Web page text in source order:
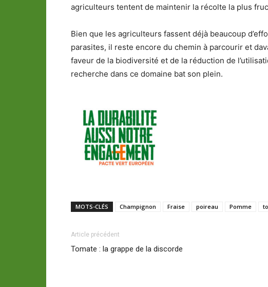
agriculteurs tentent de maintenir la récolte la plus
Bien que les agriculteurs fassent déjà beaucoup
parasites, il reste encore du chemin à parcourir et
faveur de la biodiversité et de la réduction de
recherche dans ce domaine bat son plein.
MOTS-CLÉS Champignon Fraise poireau Pomme
Article précédent
Tomate : la grappe de la discorde